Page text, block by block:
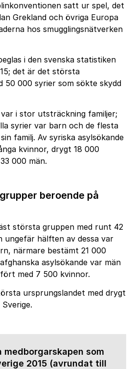
satt ur spel, det
Grekland och övriga Europa
hos smugglingsnätverken
i den svenska statistiken
det är det största
50 000 syrier som sökte skydd
i stor utsträckning familjer;
syrier var barn och de flesta
familj. Av syriska asylsökande
kvinnor, drygt 18 000
000 män.
beroende på
största gruppen med runt 42
ungefär hälften av dessa var
närmare bestämt 21 000
asylsökande var män
med 7 500 kvinnor.
ursprungslandet med drygt
medborgarskapen som
2015 (avrundat till